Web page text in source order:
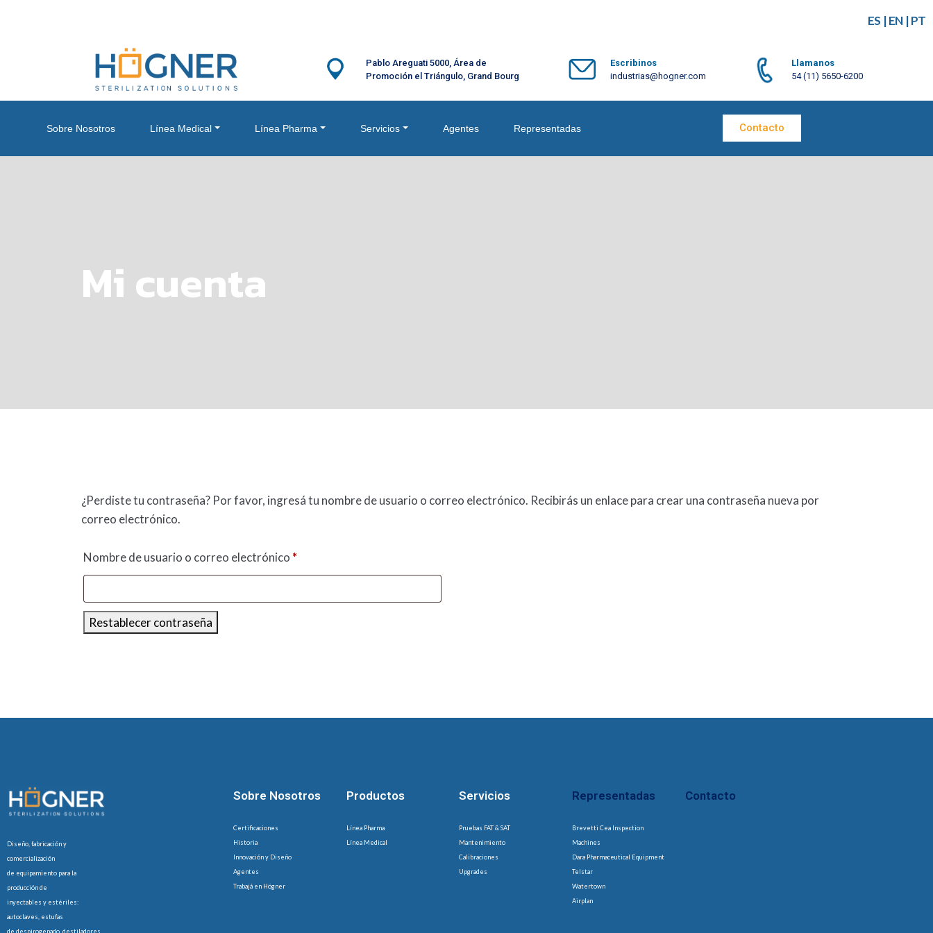
ES |EN|PT
Pablo Areguati 5000, Área de
Promoción el Triángulo, Grand Bourg
Escribinos
industrias@hogner.com
Llamanos
54 (11) 5650-6200
Sobre Nosotros Línea Medical Línea Pharma Servicios Agentes Representadas Contacto
Mi cuenta
¿Perdiste tu contraseña? Por favor, ingresá tu nombre de usuario o correo electrónico. Recibirás un enlace para crear una contraseña nueva por
correo electrónico.
Nombre de usuario o correo electrónico *
Restablecer contraseña
Diseño, fabricación y
comercialización
de equipamiento para la
producción de
inyectables y estériles:
autoclaves, estufas
de despirogenado, destiladores,
Sobre Nosotros
Certificaciones
Historia
Innovación y Diseño
Agentes
Trabajá en Högner
Productos
Línea Pharma
Línea Medical
Servicios
Pruebas FAT & SAT
Mantenimiento
Calibraciones
Upgrades
Representadas
Brevetti Cea Inspection
Machines
Dara Pharmaceutical Equipment
Telstar
Watertown
Airplan
Contacto